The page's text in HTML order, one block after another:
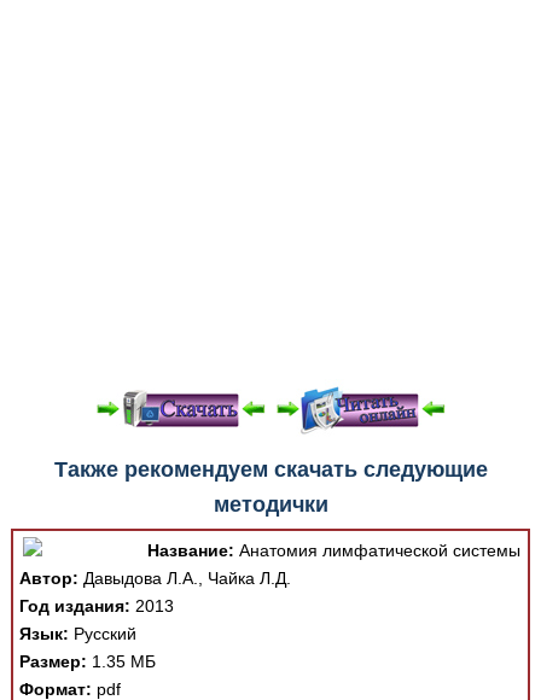
При просмотре в режиме "Читать онлайн" возможны
различные ошибки отображения документа в результате
отсутствия поддержки Вашим браузером шрифтов и
изменения размеров исходных шаблонов. При
скачивании документа данная ошибка устраняется Вашим
программным обеспечением автоматически.
Также рекомендуем скачать следующие
методички
Название: Анатомия лимфатической системы
Автор: Давыдова Л.А., Чайка Л.Д.
Год издания: 2013
Язык: Русский
Размер: 1.35 МБ
Формат: pdf